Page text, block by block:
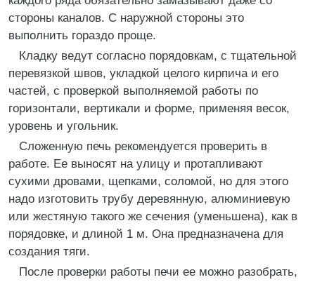
стороны каналов. С наружной стороны это
выполнить гораздо проще.
Кладку ведут согласно порядовкам, с тщательной
перевязкой швов, укладкой целого кирпича и его
частей, с проверкой выполняемой работы по
горизонтали, вертикали и форме, применяя весок,
уровень и угольник.
Сложенную печь рекомендуется проверить в
работе. Ее выносят на улицу и протапливают
сухими дровами, щепками, соломой, но для этого
надо изготовить трубу деревянную, алюминиевую
или жестяную такого же сечения (уменьшена), как в
порядовке, и длиной 1 м. Она предназначена для
создания тяги.
После проверки работы печи ее можно разобрать,